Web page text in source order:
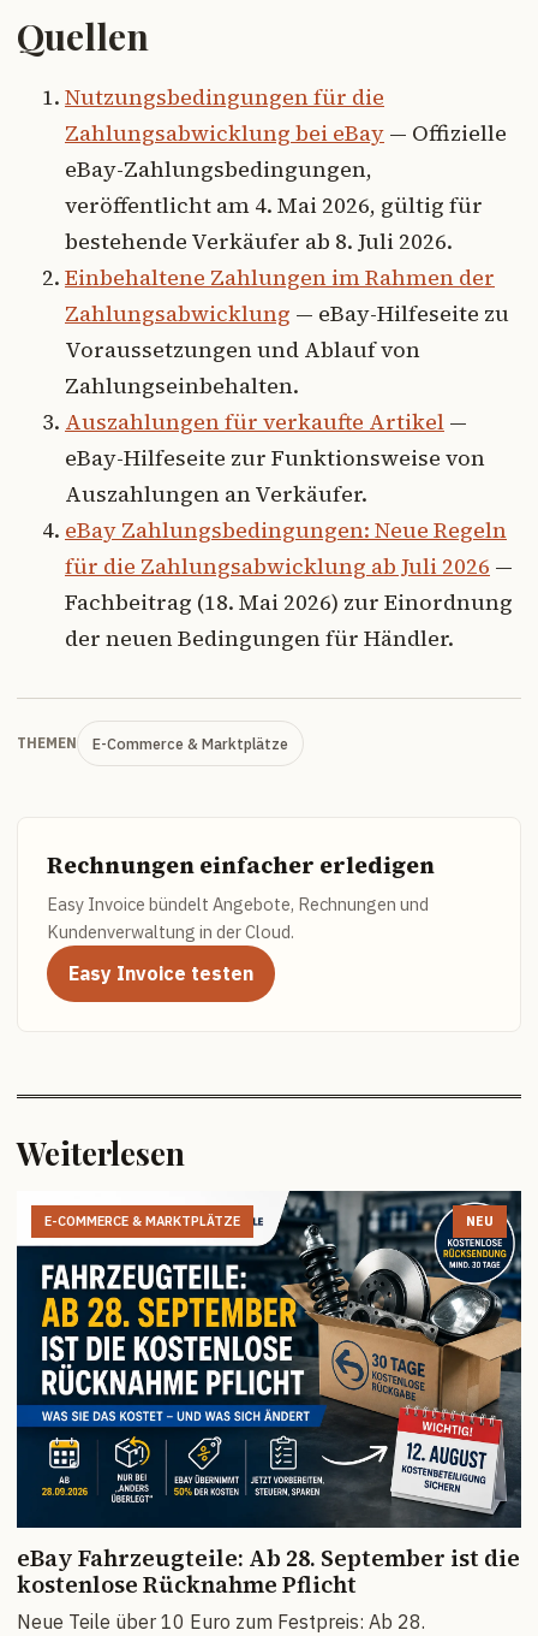
Quellen
Nutzungsbedingungen für die
Zahlungsabwicklung bei eBay — Offizielle
eBay-Zahlungsbedingungen,
veröffentlicht am 4. Mai 2026, gültig für
bestehende Verkäufer ab 8. Juli 2026.
Einbehaltene Zahlungen im Rahmen der
Zahlungsabwicklung — eBay-Hilfeseite zu
Voraussetzungen und Ablauf von
Zahlungseinbehalten.
Auszahlungen für verkaufte Artikel —
eBay-Hilfeseite zur Funktionsweise von
Auszahlungen an Verkäufer.
eBay Zahlungsbedingungen: Neue Regeln
für die Zahlungsabwicklung ab Juli 2026 —
Fachbeitrag (18. Mai 2026) zur Einordnung
der neuen Bedingungen für Händler.
THEMEN E-Commerce & Marktplätze
Rechnungen einfacher erledigen
Easy Invoice bündelt Angebote, Rechnungen und
Kundenverwaltung in der Cloud.
Easy Invoice testen
Weiterlesen
E-COMMERCE & MARKTPLÄTZE NEU
eBay Fahrzeugteile: Ab 28. September ist die
kostenlose Rücknahme Pflicht
Neue Teile über 10 Euro zum Festpreis: Ab 28.